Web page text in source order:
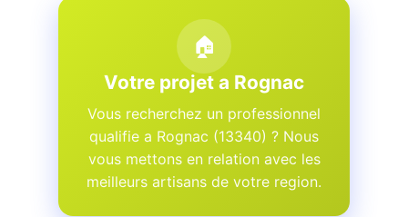
🏠
Votre projet a Rognac
Vous recherchez un professionnel
qualifie a Rognac (13340) ? Nous
vous mettons en relation avec les
meilleurs artisans de votre region.